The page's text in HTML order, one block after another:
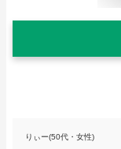
りぃー(50代・女性)